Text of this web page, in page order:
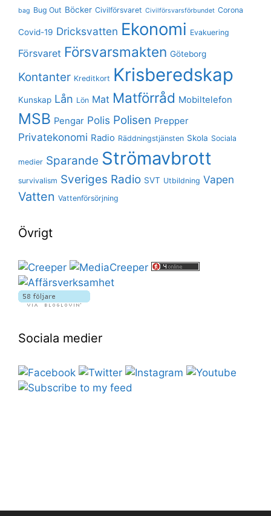
bag Bug Out Böcker Civilförsvaret Civilförsvarsförbundet Corona
Covid-19 Dricksvatten Ekonomi Evakuering
Försvaret Försvarsmakten Göteborg
Kontanter Kreditkort Krisberedskap
Kunskap Lån Lön Mat Matförråd Mobiltelefon
MSB Pengar Polis Polisen Prepper
Privatekonomi Radio Räddningstjänsten Skola Sociala
medier Sparande Strömavbrott
survivalism Sveriges Radio SVT Utbildning Vapen
Vatten Vattenförsörjning
Övrigt
Sociala medier